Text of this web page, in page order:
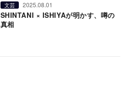
文芸 2025.08.01
SHINTANI × ISHIYAが明かす、噂の
真相